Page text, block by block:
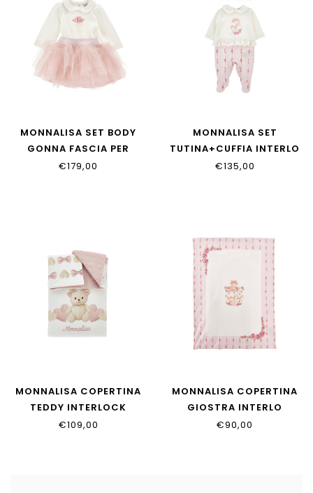
MONNALISA SET BODY
GONNA FASCIA PER
35H517_8000_0191
€179,00
MONNALISA SET
TUTINA+CUFFIA INTERLO
35H510_8000_0191
€135,00
MONNALISA COPERTINA
TEDDY INTERLOCK
35H002_8001_0191
€109,00
MONNALISA COPERTINA
GIOSTRA INTERLO
35H006_8000_0091
€90,00